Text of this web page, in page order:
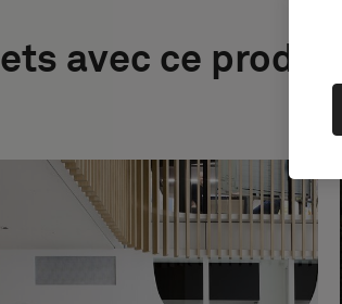
avec ce produit